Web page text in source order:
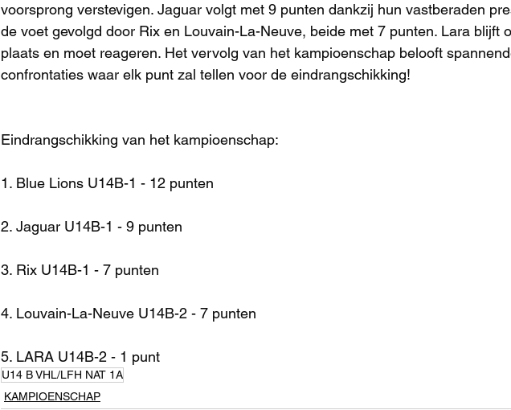
voorsprong verstevigen. Jaguar volgt met 9 punten dankzij hun vastberaden
de voet gevolgd door Rix en Louvain-La-Neuve, beide met 7 punten. Lara blijft
plaats en moet reageren. Het vervolg van het kampioenschap belooft
confrontaties waar elk punt zal tellen voor de eindrangschikking!
Eindrangschikking van het kampioenschap:
1. Blue Lions U14B-1 - 12 punten
2. Jaguar U14B-1 - 9 punten
3. Rix U14B-1 - 7 punten
4. Louvain-La-Neuve U14B-2 - 7 punten
5. LARA U14B-2 - 1 punt
U14 B VHL/LFH NAT 1A
KAMPIOENSCHAP